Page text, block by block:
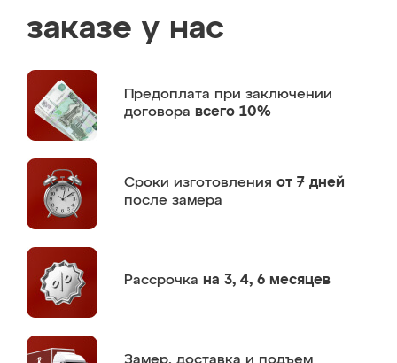
заказе у нас
Предоплата при заключении
договора всего 10%
Сроки изготовления от 7 дней
после замера
Рассрочка на 3, 4, 6 месяцев
Замер, доставка и подъем